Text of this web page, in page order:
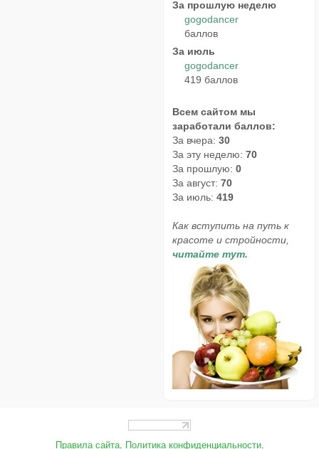
За прошлую неделю
gogodancer
баллов
За июль
gogodancer
419 баллов
Всем сайтом мы
заработали баллов:
За вчера: 30
За эту неделю: 70
За прошлую: 0
За август: 70
За июль: 419
Как вступить на путь к
красоте и стройности,
читайте тут.
Правила сайта. Политика конфиденциальности.